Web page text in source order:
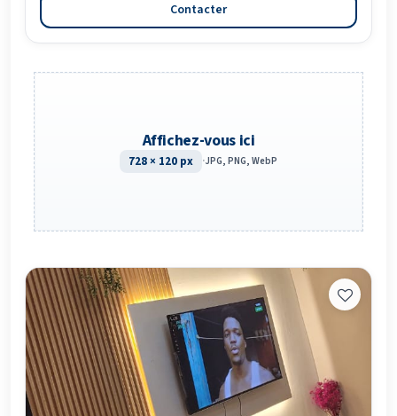
Contacter
Affichez-vous ici
728 × 120 px ·JPG, PNG, WebP